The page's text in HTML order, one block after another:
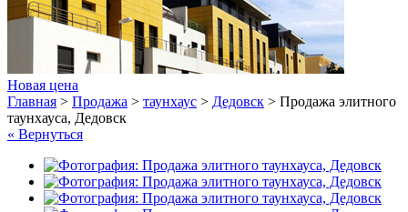
Новая цена
Главная > Продажа > таунхаус > Дедовск > Продажа элитного
таунхауса, Дедовск
« Вернуться